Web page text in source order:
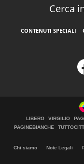
Cerca
CONTENUTI SPECIALI
LIBERO VIRGILIO
PAGINEBIANCHE
Chi siamo Note Legali